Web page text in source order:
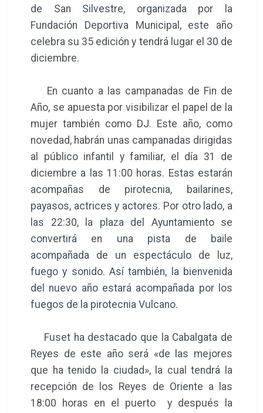
de San Silvestre, organizada por la
Fundación Deportiva Municipal, este año
celebra su 35 edición y tendrá lugar el 30 de
diciembre.
En cuanto a las campanadas de Fin de
Año, se apuesta por visibilizar el papel de la
mujer también como DJ. Este año, como
novedad, habrán unas campanadas dirigidas
al público infantil y familiar, el día 31 de
diciembre a las 11:00 horas. Estas estarán
acompañas de pirotecnia, bailarines,
payasos, actrices y actores. Por otro lado, a
las 22:30, la plaza del Ayuntamiento se
convertirá en una pista de baile
acompañada de un espectáculo de luz,
fuego y sonido. Así también, la bienvenida
del nuevo año estará acompañada por los
fuegos de la pirotecnia Vulcano.
Fuset ha destacado que la Cabalgata de
Reyes de este año será «de las mejores
que ha tenido la ciudad», la cual tendrá la
recepción de los Reyes de Oriente a las
18:00 horas en el puerto y después la